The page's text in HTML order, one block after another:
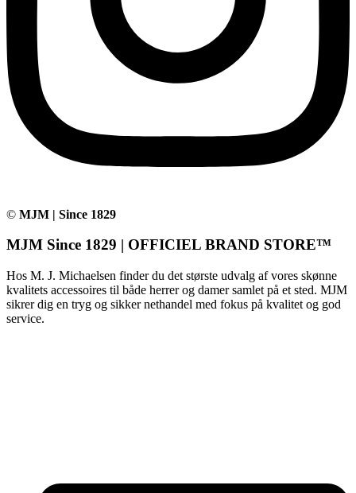
© MJM | Since 1829
MJM Since 1829 | OFFICIEL BRAND STORE™
Hos M. J. Michaelsen finder du det største udvalg af vores skønne
kvalitets accessoires til både herrer og damer samlet på et sted. MJM
sikrer dig en tryg og sikker nethandel med fokus på kvalitet og god
service.